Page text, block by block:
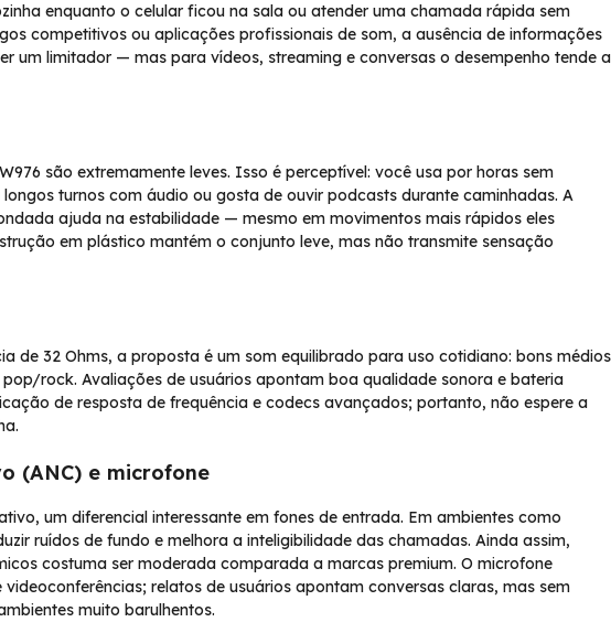
enquanto o celular ficou na sala ou atender uma chamada rápida sem
competitivos ou aplicações profissionais de som, a ausência de informações
um limitador — mas para vídeos, streaming e conversas o desempenho tende a
são extremamente leves. Isso é perceptível: você usa por horas sem
turnos com áudio ou gosta de ouvir podcasts durante caminhadas. A
ajuda na estabilidade — mesmo em movimentos mais rápidos eles
em plástico mantém o conjunto leve, mas não transmite sensação
de 32 Ohms, a proposta é um som equilibrado para uso cotidiano: bons médios
rock. Avaliações de usuários apontam boa qualidade sonora e bateria
de resposta de frequência e codecs avançados; portanto, não espere a
(ANC) e microfone
um diferencial interessante em fones de entrada. Em ambientes como
ruídos de fundo e melhora a inteligibilidade das chamadas. Ainda assim,
costuma ser moderada comparada a marcas premium. O microfone
relatos de usuários apontam conversas claras, mas sem
muito barulhentos.